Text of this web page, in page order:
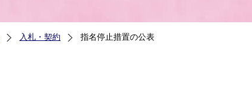
入札・契約 指名停止措置の公表